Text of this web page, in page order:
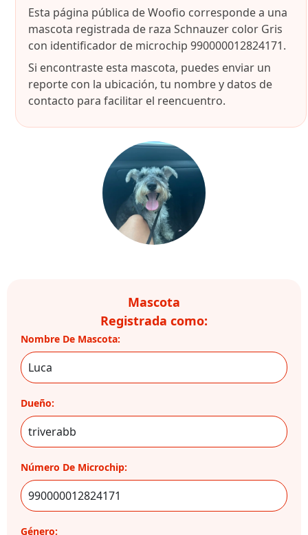
Esta página pública de Woofio corresponde a una
mascota registrada de raza Schnauzer color Gris
con identificador de microchip 990000012824171.
Si encontraste esta mascota, puedes enviar un
reporte con la ubicación, tu nombre y datos de
contacto para facilitar el reencuentro.
Mascota
Registrada como:
Nombre De Mascota:
Dueño:
Número De Microchip:
Género: